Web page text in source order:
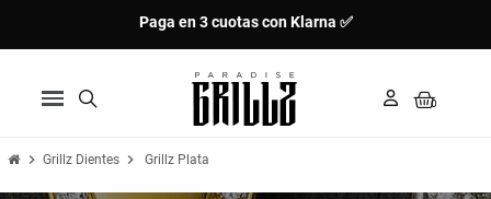
Paga en 3 cuotas con Klarna ✅
chevron_right Grillz Dientes chevron_right Grillz Plata